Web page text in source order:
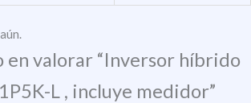
en valorar “Inversor híbrido
L , incluye medidor”